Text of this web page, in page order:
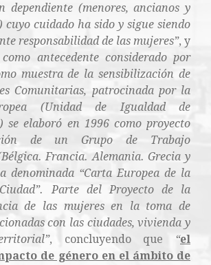
dependiente (menores, ancianos y
cuyo cuidado ha sido y sigue siendo
responsabilidad de las mujeres”, y
antecedente considerado por
muestra de la sensibilización de
Comunitarias, patrocinada por la
(Unidad de Igualdad de
se elaboró en 1996 como proyecto
de un Grupo de Trabajo
Francia. Alemania. Grecia y
denominada “Carta Europea de la
Parte del Proyecto de la
de las mujeres en la toma de
con las ciudades, vivienda y
, concluyendo que “el
de género en el ámbito de